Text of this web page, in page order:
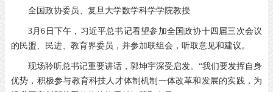
全国政协委员、复旦大学数学科学学院教授
3月6 日下午，习近平总书记看望参加全国政协十四届三次会议
的民盟、民进、教育界委员，并参加联组会，听取意见和建议。
现场聆听总书记重要讲话，郭坤宇深受启发。“我们要发挥自身
优势，积极参与教育科技人才体制机制一体改革和发展的实践，为